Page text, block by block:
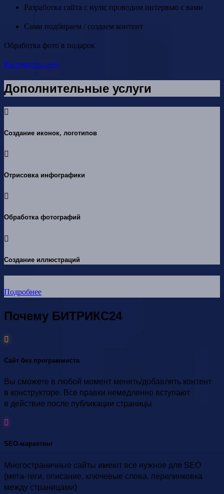
Разработка сайта с нуля; проводим интервью с вами
Сами подбираем / создаем контент
Обработка фото в подарок
Рассчитать цену
Дополнительные услуги
Создание иконок, логотипов
Отрисовка инфографики
Обработка фотографий
Создание иллюстраций
Подробнее
Почему БИТРИКС24
Сайт без программиста
Вы сможете в любой момент менять/добавлять контент
в конструкторе. Все правки немедленно вступают
в действие после публикации страницы
SEO-маркетинг
Многостраничные сайты имеют все нужное для SEO
(мета-теги, описание, ключевые слова, перелинковка
между страницами)